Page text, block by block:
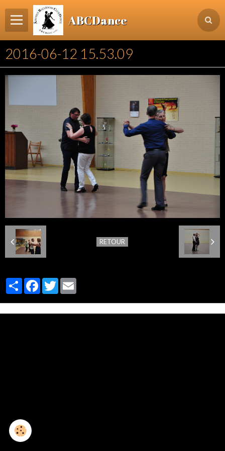
ABCDance
Page d'accueil
Informations
Agenda Evénements / Cours / Workshops
Inscription & Cours
Login membre
2016-06-12 15.53.09
RETOUR
PartagerFacebook
Twitter